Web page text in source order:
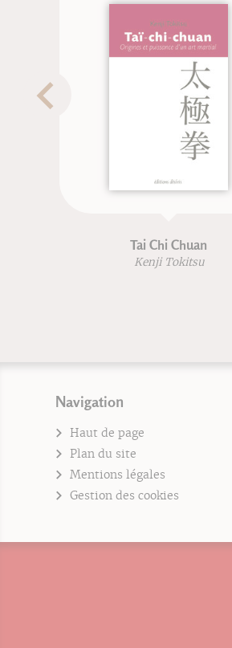
Navigation
Haut de page
Plan du site
Mentions légales
Gestion des cookies